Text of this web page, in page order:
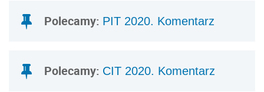
Polecamy: PIT 2020. Komentarz
Polecamy: CIT 2020. Komentarz